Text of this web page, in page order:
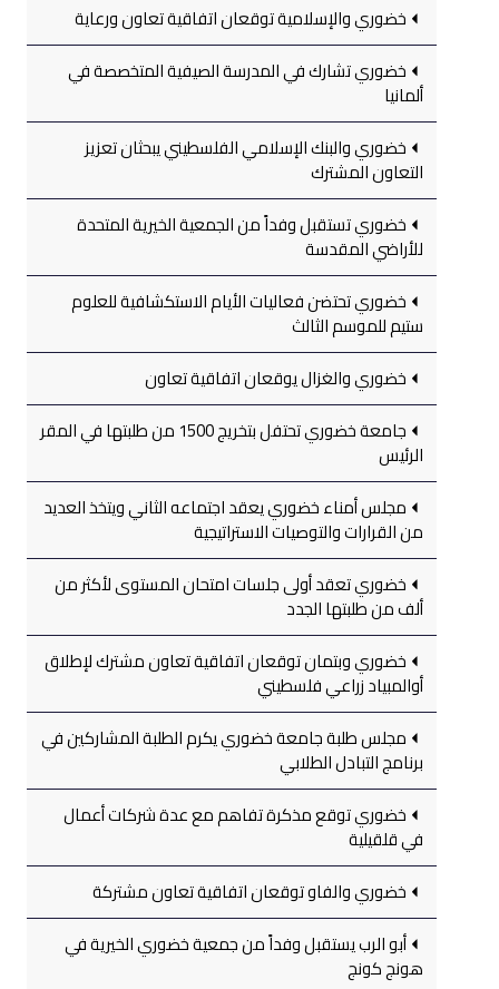
خضوري والإسلامية توقعان اتفاقية تعاون ورعاية
خضوري تشارك في المدرسة الصيفية المتخصصة في
ألمانيا
خضوري والبنك الإسلامي الفلسطيني يبحثان تعزيز
التعاون المشترك
خضوري تستقبل وفداً من الجمعية الخيرية المتحدة
للأراضي المقدسة
خضوري تحتضن فعاليات الأيام الاستكشافية للعلوم
ستيم للموسم الثالث
خضوري والغزال يوقعان اتفاقية تعاون
جامعة خضوري تحتفل بتخريج 1500 من طلبتها في المقر
الرئيس
مجلس أمناء خضوري يعقد اجتماعه الثاني ويتخذ العديد
من القرارات والتوصيات الاستراتيجية
خضوري تعقد أولى جلسات امتحان المستوى لأكثر من
ألف من طلبتها الجدد
خضوري وبتمان توقعان اتفاقية تعاون مشترك لإطلاق
أوالمبياد زراعي فلسطيني
مجلس طلبة جامعة خضوري يكرم الطلبة المشاركين في
برنامج التبادل الطلابي
خضوري توقع مذكرة تفاهم مع عدة شركات أعمال
في قلقيلية
خضوري والفاو توقعان اتفاقية تعاون مشتركة
أبو الرب يستقبل وفداً من جمعية خضوري الخيرية في
هونج كونج